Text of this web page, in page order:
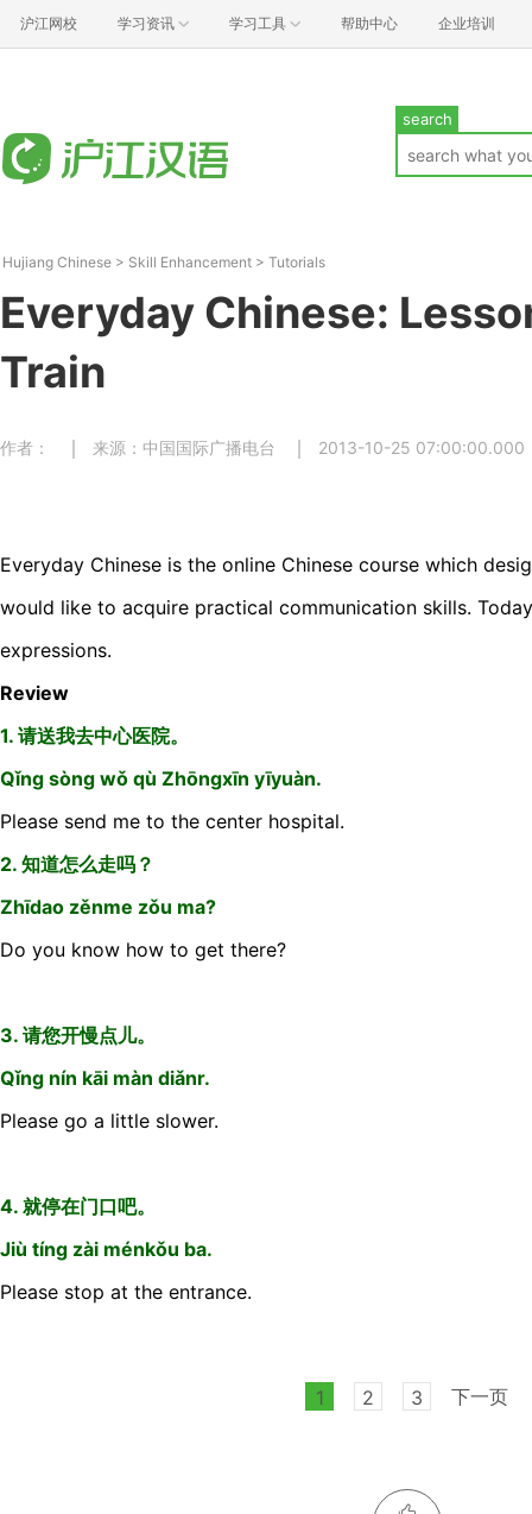
沪江网校 学习资讯 学习工具 帮助中心 企业培训
search
Hujiang Chinese > Skill Enhancement > Tutorials
Everyday Chinese:
Train
作者： 来源：中国国际广播电台 2013-10-25 07:00:00.000
Everyday Chinese is the online Chinese course which
would like to acquire practical communication skills.
expressions.
Review
1. 请送我去中心医院。
Qǐng sòng wǒ qù Zhōngxīn yīyuàn.
Please send me to the center hospital.
2. 知道怎么走吗？
Zhīdao zěnme zǒu ma?
Do you know how to get there?
3. 请您开慢点儿。
Qǐng nín kāi màn diǎnr.
Please go a little slower.
4. 就停在门口吧。
Jiù tíng zài ménkǒu ba.
Please stop at the entrance.
1 2 3 下一页